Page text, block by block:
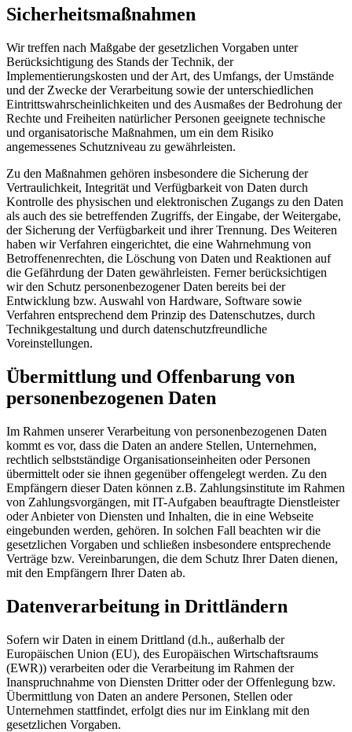
Sicherheitsmaßnahmen
Wir treffen nach Maßgabe der gesetzlichen Vorgaben unter
Berücksichtigung des Stands der Technik, der
Implementierungskosten und der Art, des Umfangs, der Umstände
und der Zwecke der Verarbeitung sowie der unterschiedlichen
Eintrittswahrscheinlichkeiten und des Ausmaßes der Bedrohung der
Rechte und Freiheiten natürlicher Personen geeignete technische
und organisatorische Maßnahmen, um ein dem Risiko
angemessenes Schutzniveau zu gewährleisten.
Zu den Maßnahmen gehören insbesondere die Sicherung der
Vertraulichkeit, Integrität und Verfügbarkeit von Daten durch
Kontrolle des physischen und elektronischen Zugangs zu den Daten
als auch des sie betreffenden Zugriffs, der Eingabe, der Weitergabe,
der Sicherung der Verfügbarkeit und ihrer Trennung. Des Weiteren
haben wir Verfahren eingerichtet, die eine Wahrnehmung von
Betroffenenrechten, die Löschung von Daten und Reaktionen auf
die Gefährdung der Daten gewährleisten. Ferner berücksichtigen
wir den Schutz personenbezogener Daten bereits bei der
Entwicklung bzw. Auswahl von Hardware, Software sowie
Verfahren entsprechend dem Prinzip des Datenschutzes, durch
Technikgestaltung und durch datenschutzfreundliche
Voreinstellungen.
Übermittlung und Offenbarung von
personenbezogenen Daten
Im Rahmen unserer Verarbeitung von personenbezogenen Daten
kommt es vor, dass die Daten an andere Stellen, Unternehmen,
rechtlich selbstständige Organisationseinheiten oder Personen
übermittelt oder sie ihnen gegenüber offengelegt werden. Zu den
Empfängern dieser Daten können z.B. Zahlungsinstitute im Rahmen
von Zahlungsvorgängen, mit IT-Aufgaben beauftragte Dienstleister
oder Anbieter von Diensten und Inhalten, die in eine Webseite
eingebunden werden, gehören. In solchen Fall beachten wir die
gesetzlichen Vorgaben und schließen insbesondere entsprechende
Verträge bzw. Vereinbarungen, die dem Schutz Ihrer Daten dienen,
mit den Empfängern Ihrer Daten ab.
Datenverarbeitung in Drittländern
Sofern wir Daten in einem Drittland (d.h., außerhalb der
Europäischen Union (EU), des Europäischen Wirtschaftsraums
(EWR)) verarbeiten oder die Verarbeitung im Rahmen der
Inanspruchnahme von Diensten Dritter oder der Offenlegung bzw.
Übermittlung von Daten an andere Personen, Stellen oder
Unternehmen stattfindet, erfolgt dies nur im Einklang mit den
gesetzlichen Vorgaben.